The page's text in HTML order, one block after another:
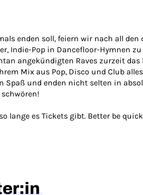
enden soll, feiern wir nach all
Indie-Pop in Dancefloor-Hymnen
angekündigten Raves zurzeit
Mix aus Pop, Disco und Club
Spaß und enden nicht selten in
lange es Tickets gibt. Better be